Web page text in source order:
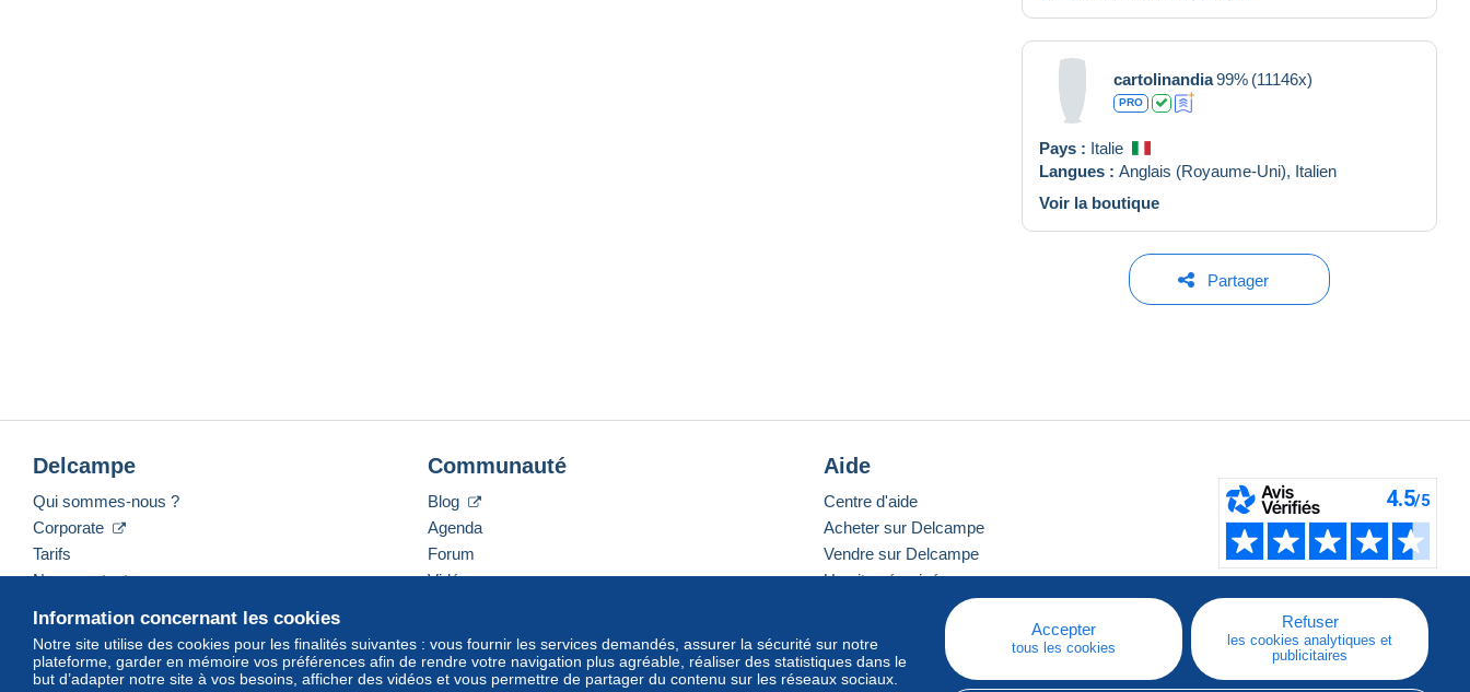
cartolinandia99% (11146x)
PRO
Pays : Italie
Langues : Anglais (Royaume-Uni), Italien
Voir la boutique
Partager
Information concernant les cookies
Notre site utilise des cookies pour les finalités suivantes : vous fournir les services demandés, assurer la sécurité sur notre
plateforme, garder en mémoire vos préférences afin de rendre votre navigation plus agréable, réaliser des statistiques dans le
but d’adapter notre site à vos besoins, afficher des vidéos et vous permettre de partager du contenu sur les réseaux sociaux.
Accepter
tous les cookies
Refuser
les cookies analytiques et
publicitaires
Delcampe
Qui sommes-nous ?
Corporate
Tarifs
Nous contacter
Communauté
Blog
Agenda
Forum
Vidéos
Aide
Centre d'aide
Acheter sur Delcampe
Vendre sur Delcampe
Un site sécurisé
Français USD America/Indiana/Vevay Mode standard